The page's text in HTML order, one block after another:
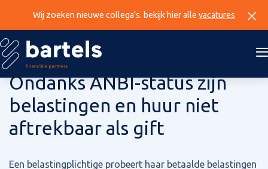
Wij zoeken nieuwe collega’s. bekijk hier alle vacatures
19 juni 2025
Ondanks ANBI-status zijn
belastingen en huur niet
aftrekbaar als gift
Een belastingplichtige probeert haar betaalde belastingen